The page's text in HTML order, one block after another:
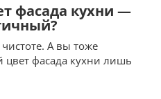
фасада кухни —
А вы тоже
цвет фасада кухни лишь